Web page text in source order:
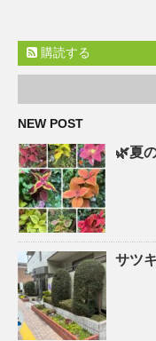
購読する
NEW POST
🌿夏
サツ